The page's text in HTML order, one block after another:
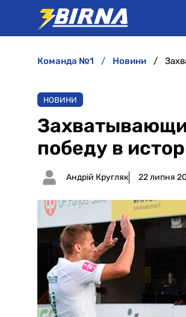
команда №1 новини
НОВИНИ
победу в
Андрій Кругляк 22 липня